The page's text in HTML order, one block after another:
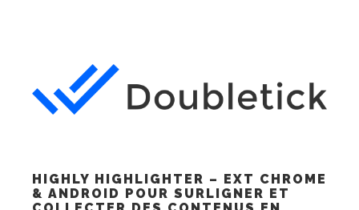
HIGHLY HIGHLIGHTER – EXT CHROME
& ANDROID POUR SURLIGNER ET